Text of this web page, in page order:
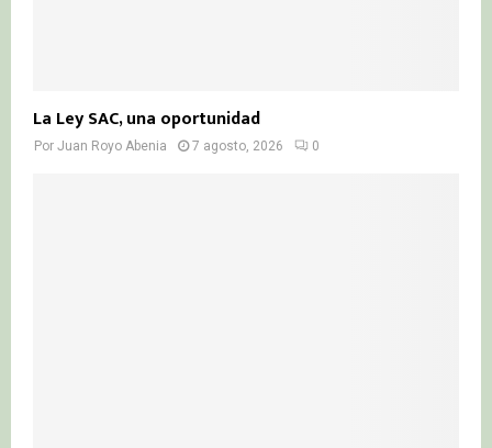
La Ley SAC, una oportunidad
Por Juan Royo Abenia 7 agosto, 2026 0